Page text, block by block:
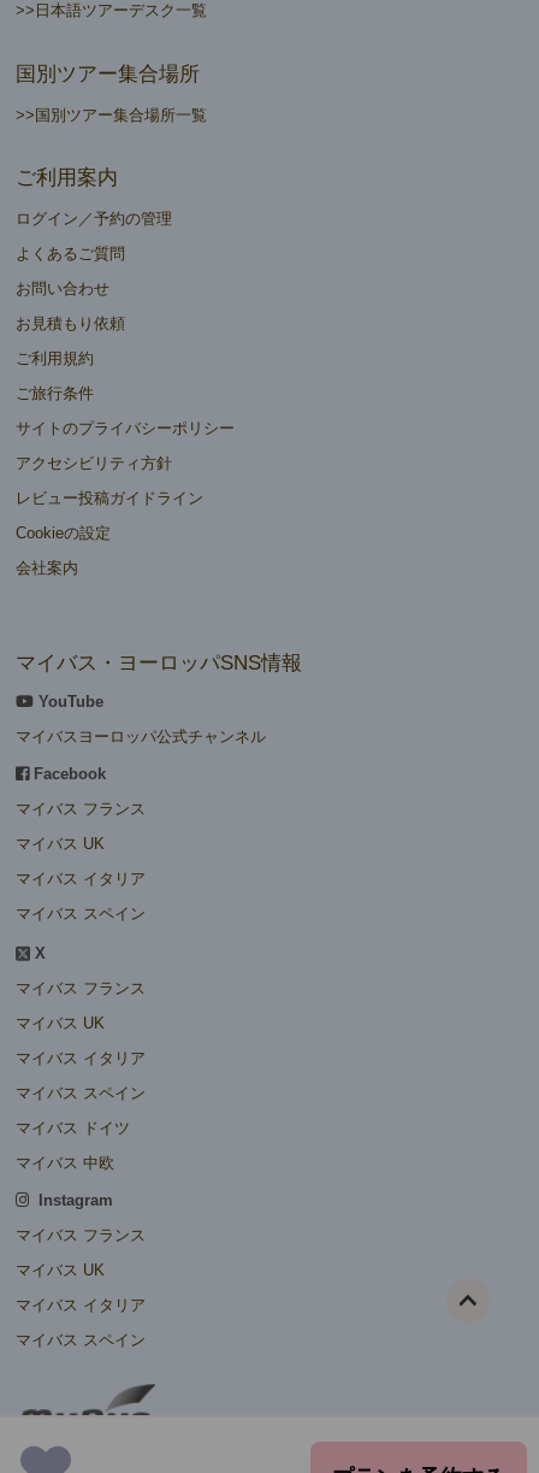
>>日本語ツアーデスク一覧
国別ツアー集合場所
>>国別ツアー集合場所一覧
ご利用案内
ログイン／予約の管理
よくあるご質問
お問い合わせ
お見積もり依頼
ご利用規約
ご旅行条件
サイトのプライバシーポリシー
アクセシビリティ方針
レビュー投稿ガイドライン
Cookieの設定
会社案内
マイバス・ヨーロッパSNS情報
YouTube
マイバスヨーロッパ公式チャンネル
Facebook
マイバス フランス
マイバス UK
マイバス イタリア
マイバス スペイン
X
マイバス フランス
マイバス UK
マイバス イタリア
マイバス スペイン
マイバス ドイツ
マイバス 中欧
Instagram
マイバス フランス
マイバス UK
マイバス イタリア
マイバス スペイン